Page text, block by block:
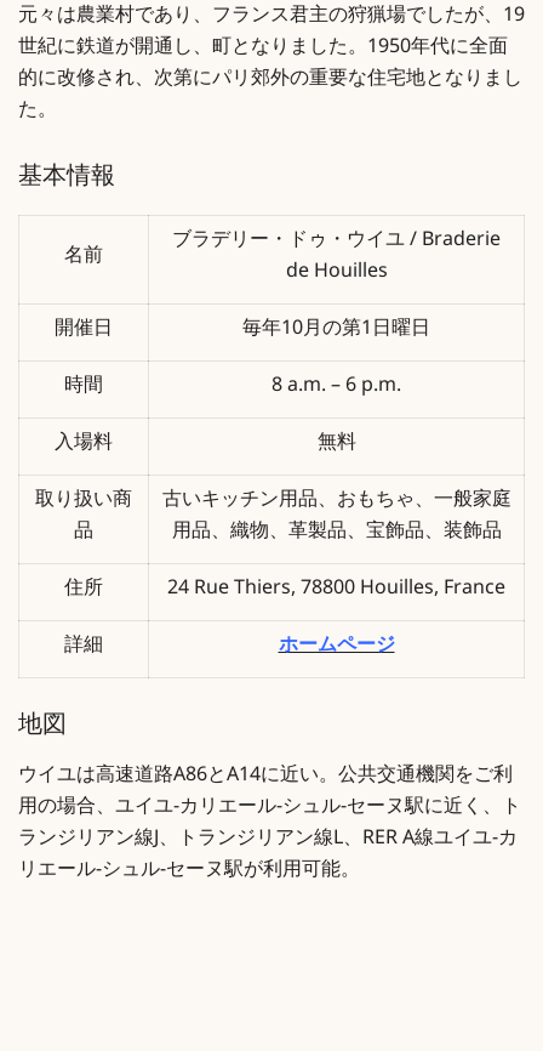
元々は農業村であり、フランス君主の狩猟場でしたが、19
世紀に鉄道が開通し、町となりました。1950年代に全面
的に改修され、次第にパリ郊外の重要な住宅地となりまし
た。
基本情報
名前 ブラデリー・ドゥ・ウイユ / Braderie
de Houilles
開催日
毎年10月の第1日曜日
時間
8 a.m. – 6 p.m.
入場料
無料
取り扱い商
品
古いキッチン用品、おもちゃ、一般家庭
用品、織物、革製品、宝飾品、装飾品
住所
24 Rue Thiers, 78800 Houilles, France
詳細
ホームページ
地図
ウイユは高速道路A86とA14に近い。公共交通機関をご利
用の場合、ユイユ-カリエール-シュル-セーヌ駅に近く、ト
ランジリアン線J、トランジリアン線L、RER A線ユイユ-カ
リエール-シュル-セーヌ駅が利用可能。